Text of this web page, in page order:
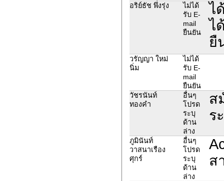
อริย์ธัช พึ่งรุ่ง
ไม่ได้
รับ E-
mail
ยืนยัน
ไ
ไ
ยื
วรัญญา ใหม่
นิ่ม
ไม่ได้
รับ E-
mail
ยืนยัน
วัชรนันท์​
ทองคำ
อื่นๆ
โปรด
ระบุ
ด้าน
ล่าง
ส
ร
ภูมินันท์
วาสนาเรือง
ศุกร์
อื่นๆ
โปรด
ระบุ
ด้าน
ล่าง
ส